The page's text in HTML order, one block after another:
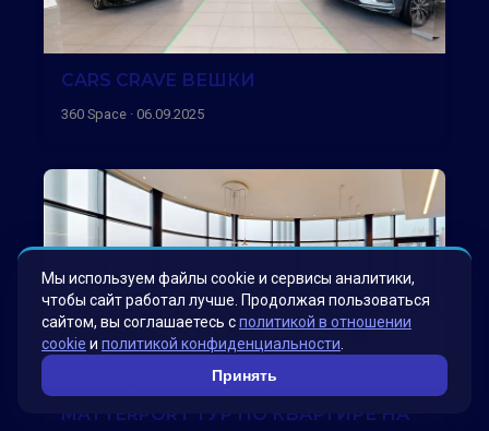
CARS CRAVE ВЕШКИ
360 Space · 06.09.2025
MATTERPORT ТУР ПО КВАРТИРЕ НА
Мы используем файлы cookie и сервисы аналитики,
чтобы сайт работал лучше. Продолжая пользоваться
сайтом, вы соглашаетесь сполитикой в отношении
cookie и политикой конфиденциальности
Принять